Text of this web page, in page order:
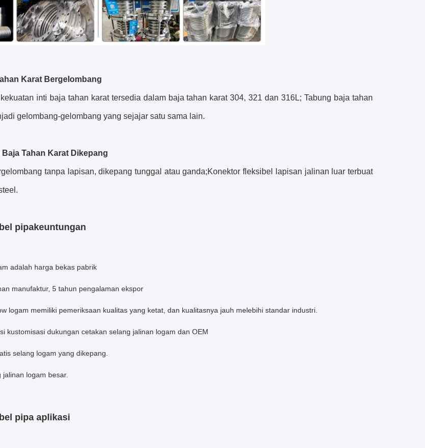
Karat Bergelombang
kekuatan inti baja tahan karat tersedia dalam baja tahan karat 304, 321 dan 316L; Tabung baja tahan
gelombang-gelombang yang sejajar satu sama lain.
Tahan Karat Dikepang
tanpa lapisan, dikepang tunggal atau ganda;Konektor fleksibel lapisan jalinan luar terbuat
pipakeuntungan
adalah harga bekas pabrik
manufaktur, 5 tahun pengalaman ekspor
logam memiliki pemeriksaan kualitas yang ketat, dan kualitasnya jauh melebihi standar industri.
kustomisasi dukungan cetakan selang jalinan logam dan OEM
selang logam yang dikepang.
logam besar.
pipa aplikasi